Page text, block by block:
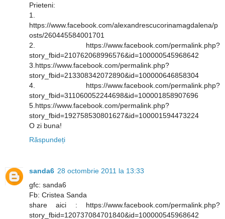
Prieteni:
1.
https://www.facebook.com/alexandrescucorinamagdalena/p
osts/260445584001701
2. https://www.facebook.com/permalink.php?
story_fbid=210762068996576&id=100000545968642
3.https://www.facebook.com/permalink.php?
story_fbid=213308342072890&id=100000646858304
4. https://www.facebook.com/permalink.php?
story_fbid=311060052244698&id=100001858907696
5.https://www.facebook.com/permalink.php?
story_fbid=192758530801627&id=100001594473224
O zi buna!
Răspundeți
sanda6 28 octombrie 2011 la 13:33
gfc: sanda6
Fb: Cristea Sanda
share aici : https://www.facebook.com/permalink.php?
story_fbid=120737084701840&id=100000545968642